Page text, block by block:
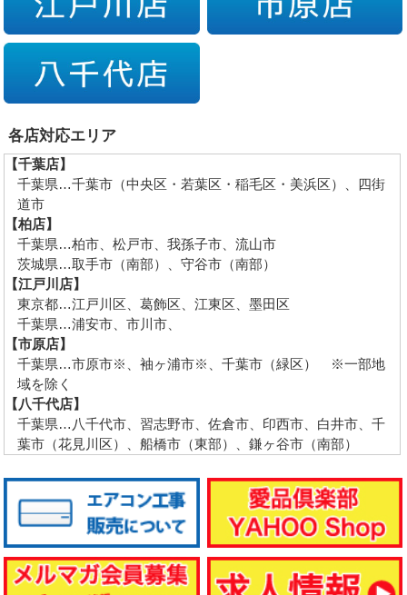
各店対応エリア
【千葉店】
千葉県…千葉市（中央区・若葉区・稲毛区・美浜区）、四街
道市
【柏店】
千葉県…柏市、松戸市、我孫子市、流山市
茨城県…取手市（南部）、守谷市（南部）
【江戸川店】
東京都…江戸川区、葛飾区、江東区、墨田区
千葉県…浦安市、市川市、
【市原店】
千葉県…市原市※、袖ヶ浦市※、千葉市（緑区） ※一部地
域を除く
【八千代店】
千葉県…八千代市、習志野市、佐倉市、印西市、白井市、千
葉市（花見川区）、船橋市（東部）、鎌ヶ谷市（南部）